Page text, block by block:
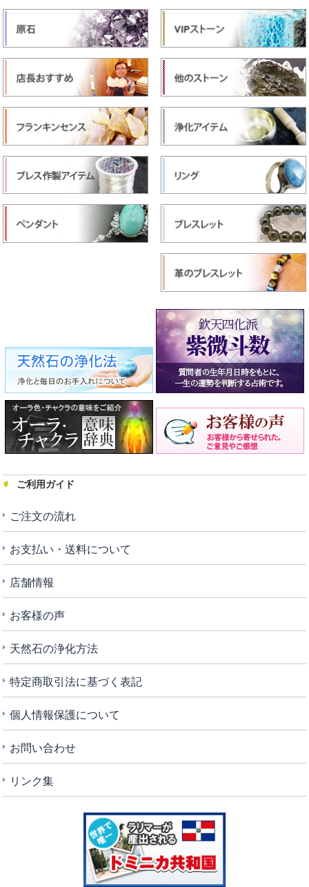
ご利用ガイド
ご注文の流れ
お支払い・送料について
店舗情報
お客様の声
天然石の浄化方法
特定商取引法に基づく表記
個人情報保護について
お問い合わせ
リンク集